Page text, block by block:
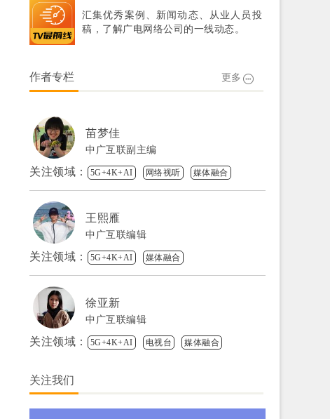
汇集优秀案例、新闻动态、从业人员投
稿，了解广电网络公司的一线动态。
作者专栏 更多
苗梦佳
中广互联副主编
关注领域： 5G+4K+AI 网络视听 媒体融合
王熙雁
中广互联编辑
关注领域： 5G+4K+AI 媒体融合
徐亚新
中广互联编辑
关注领域： 5G+4K+AI 电视台 媒体融合
关注我们